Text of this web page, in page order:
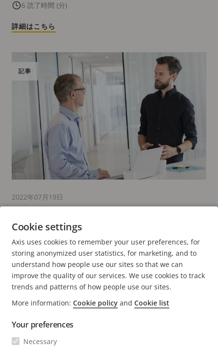
6 読了時間 (分)
詳細はこちら
5 読了時間 (分)
記事
2022年07月19日
詳細はこちら
お問い合わせ
ニュースと事例
Cookie settings
Axis uses cookies to remember your user preferences, for
storing anonymized user statistics, for marketing, and to
understand how people use our sites so that we can
improve the quality of our services. We use cookies to track
trends and patterns of how people use our sites.
More information: Cookie policy and Cookie list
Your preferences
Necessary